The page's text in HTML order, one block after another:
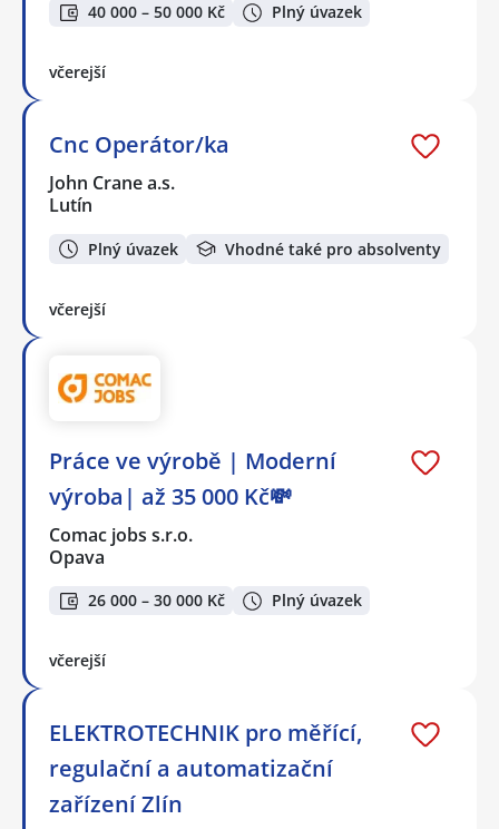
40 000 – 50 000 Kč Plný úvazek
včerejší
Cnc Operátor/ka
John Crane a.s.
Lutín
Plný úvazek Vhodné také pro absolventy
včerejší
Práce ve výrobě | Moderní
výroba| až 35 000 Kč💸
Comac jobs s.r.o.
Opava
26 000 – 30 000 Kč Plný úvazek
včerejší
ELEKTROTECHNIK pro měřící,
regulační a automatizační
zařízení Zlín